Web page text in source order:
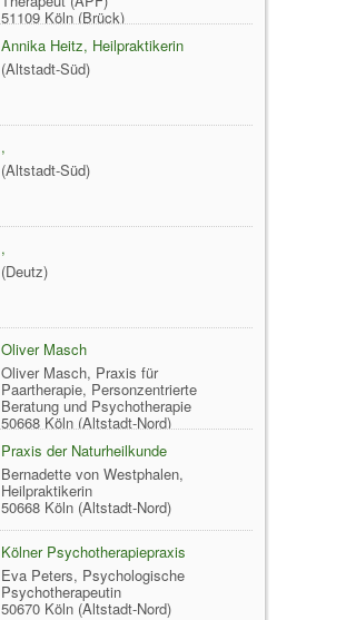
51109 Köln (Brück)
Annika Heitz, Heilpraktikerin
(Altstadt-Süd)
,
(Altstadt-Süd)
,
(Deutz)
Oliver Masch
Oliver Masch, Praxis für
Paartherapie, Personzentrierte
Beratung und Psychotherapie
50668 Köln (Altstadt-Nord)
Praxis der Naturheilkunde
Bernadette von Westphalen,
Heilpraktikerin
50668 Köln (Altstadt-Nord)
Kölner Psychotherapiepraxis
Eva Peters, Psychologische
Psychotherapeutin
50670 Köln (Altstadt-Nord)